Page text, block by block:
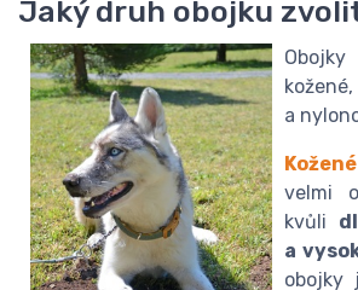
Jaký druh obojku
a
velmi
kvůli
a
obojky